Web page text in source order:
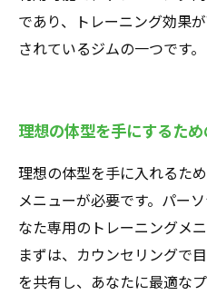
であり、トレーニング効果
されているジムの一つです。
理想の体型を手にするた
理想の体型を手に入れるた
メニューが必要です。パー
なた専用のトレーニングメ
まずは、カウンセリングで
を共有し、あなたに最適な